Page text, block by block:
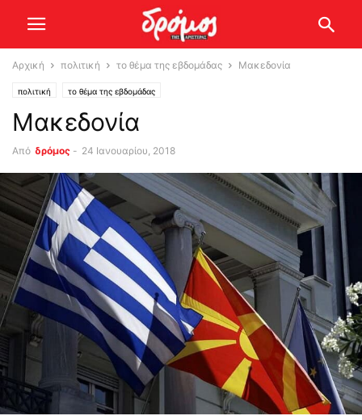
Αρχική πολιτική το θέμα της εβδομάδας Μακεδονία
πολιτική το θέμα της εβδομάδας
Μακεδονία
Από δρόμος - 24 Ιανουαρίου, 2018